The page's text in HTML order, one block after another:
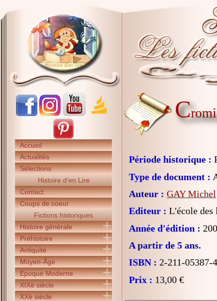
Accueil
Actualités
Sélections
Histoire d'en Lire
Contact
Coups de coeur
Fictions historiques
Histoire générale
Préhistoire
Antiquité
Moyen-Âge
Epoque Moderne
XIXè siècle
XXè siècle
C
Période historique :
Type de document :
Auteur : GAY Michel
Editeur : L'école des
Année d'édition :
A partir de 5 ans.
ISBN : 2-211-05387-4
Prix : 13,00 €